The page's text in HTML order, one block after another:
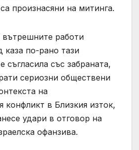
произнасяни на митинга.
работи
по-рано тази
съгласила със забраната,
сериозни обществени
на
в Близкия изток,
удари в отговор на
офанзива.